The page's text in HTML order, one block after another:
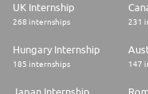
Niveau d'expérience minimum
Compétences recherchées
UK Internship
268 internships 231
Hungary Internship
185 internships 147